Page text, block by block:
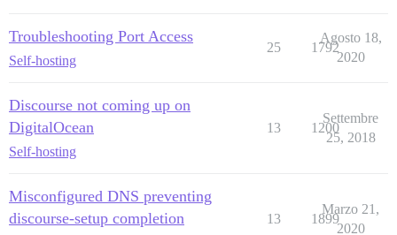
Troubleshooting Port Access
Self-hosting
25 1792
Agosto 18,
2020
Discourse not coming up on
DigitalOcean
Self-hosting
13 1200
Settembre
25, 2018
Misconfigured DNS preventing
discourse-setup completion
13 1899
Marzo 21,
2020